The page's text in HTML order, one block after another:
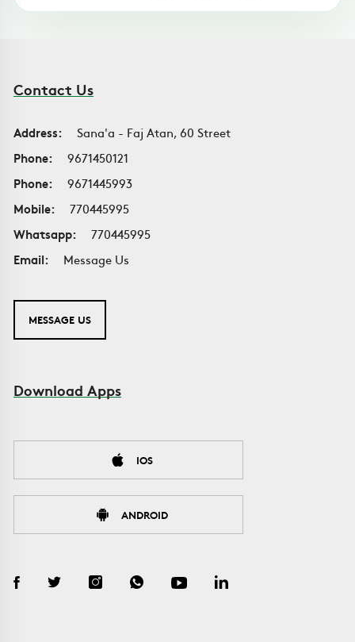
Contact Us
Address:
Sana'a - Faj Atan, 60 Street
Phone:
9671450121
Phone:
9671445993
Mobile:
770445995
Whatsapp:
770445995
Email:
Message Us
MESSAGE US
Download Apps
IOS
ANDROID